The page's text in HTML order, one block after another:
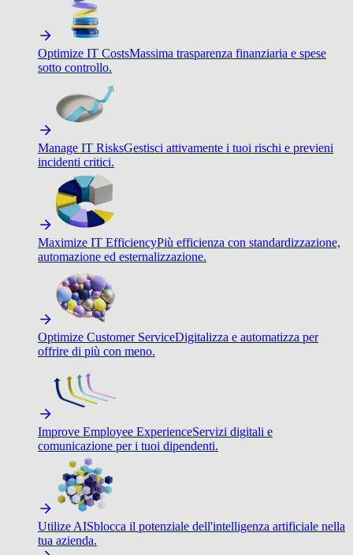
Optimize IT CostsMassima trasparenza finanziaria e spese
sotto controllo.
Manage IT RisksGestisci attivamente i tuoi rischi e previeni
incidenti critici.
Maximize IT EfficiencyPiù efficienza con standardizzazione,
automazione ed esternalizzazione.
Optimize Customer ServiceDigitalizza e automatizza per
offrire di più con meno.
Improve Employee ExperienceServizi digitali e
comunicazione per i tuoi dipendenti.
Utilize AISblocca il potenziale dell'intelligenza artificiale nella
tua azienda.